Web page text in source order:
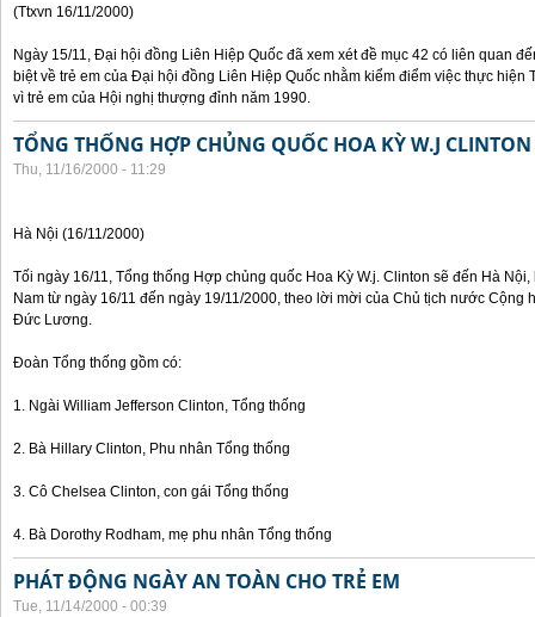
(Ttxvn 16/11/2000)
Ngày 15/11, Đại hội đồng Liên Hiệp Quốc đã xem xét đề mục 42 có liên quan
biệt về trẻ em của Đại hội đồng Liên Hiệp Quốc nhằm kiểm điểm việc thực
vì trẻ em của Hội nghị thượng đỉnh năm 1990.
TỔNG THỐNG HỢP CHỦNG QUỐC HOA KỲ W.J
Thu, 11/16/2000 - 11:29
Hà Nội (16/11/2000)
Tối ngày 16/11, Tổng thống Hợp chủng quốc Hoa Kỳ W.j. Clinton sẽ đến Hà
Nam từ ngày 16/11 đến ngày 19/11/2000, theo lời mời của Chủ tịch nước Cộng
Đức Lương.
Đoàn Tổng thống gồm có:
1. Ngài William Jefferson Clinton, Tổng thống
2. Bà Hillary Clinton, Phu nhân Tổng thống
3. Cô Chelsea Clinton, con gái Tổng thống
4. Bà Dorothy Rodham, mẹ phu nhân Tổng thống
PHÁT ĐỘNG NGÀY AN TOÀN CHO TRẺ EM
Tue, 11/14/2000 - 00:39